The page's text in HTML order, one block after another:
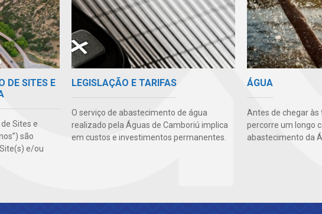
DE SITES E
Sites e
são
e/ou
LEGISLAÇÃO E TARIFAS
O serviço de abastecimento de água
realizado pela Águas de Camboriú implica
em custos e investimentos permanentes.
ÁGUA
Antes de chegar às
percorre um longo
abastecimento da